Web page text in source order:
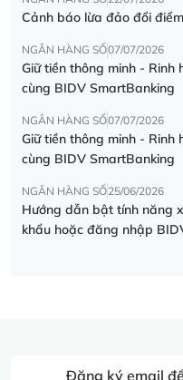
Cảnh báo lừa đảo đổi
NGÂN HÀNG SỐ07/07/2026
Giữ tiền thông minh - Rinh
cùng BIDV SmartBanking
NGÂN HÀNG SỐ07/07/2026
Giữ tiền thông minh - Rinh
cùng BIDV SmartBanking
NGÂN HÀNG SỐ25/06/2026
Hướng dẫn bật tính năng
khẩu hoặc đăng nhập
Đăng ký email